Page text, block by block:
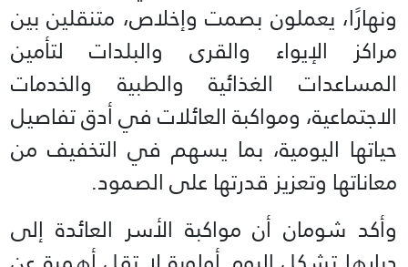
ونهارًا، يعملون بصمت وإخلاص، متنقلين بين
مراكز الإيواء والقرى والبلدات لتأمين
المساعدات الغذائية والطبية والخدمات
الاجتماعية، ومواكبة العائلات في أدق تفاصيل
حياتها اليومية، بما يسهم في التخفيف من
معاناتها وتعزيز قدرتها على الصمود.
وأكد شومان أن مواكبة الأسر العائدة إلى